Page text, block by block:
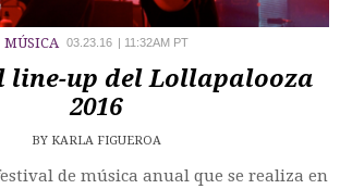
MÚSICA 03.23.16 | 11:32AM PT
line-up del Lollapalooza
2016
BY KARLA FIGUEROA
de música anual que se realiza en